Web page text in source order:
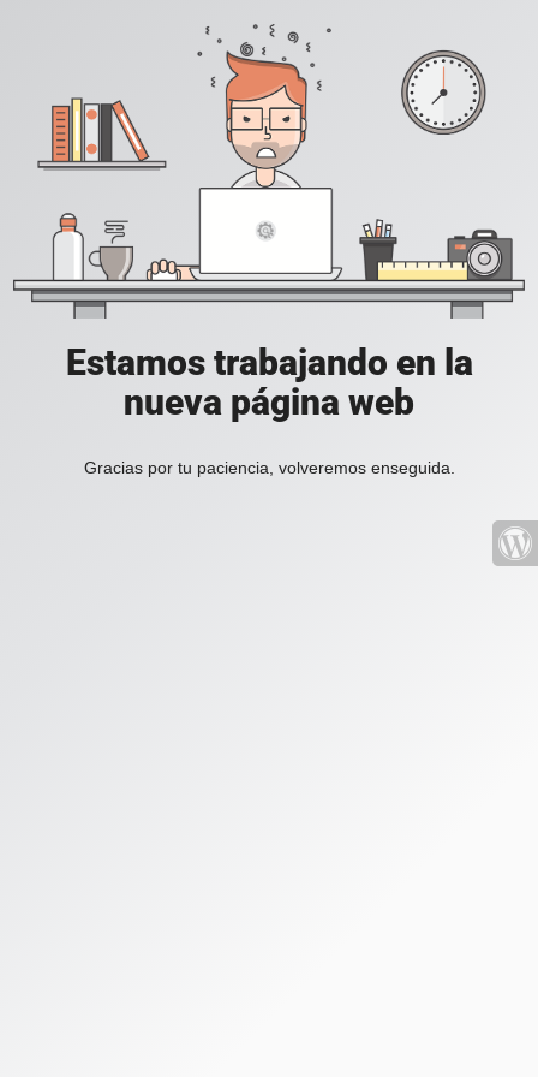
Estamos trabajando en la
nueva página web
Gracias por tu paciencia, volveremos enseguida.